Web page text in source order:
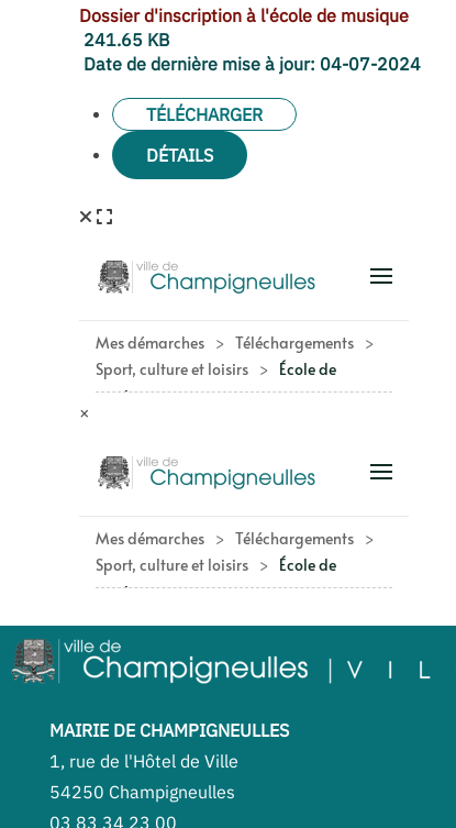
Dossier d'inscription à l'école de musique
241.65 KB
Date de dernière mise à jour: 04-07-2024
TÉLÉCHARGER
DÉTAILS
×
MAIRIE DE CHAMPIGNEULLES
1, rue de l'Hôtel de Ville
54250 Champigneulles
03 83 34 23 00